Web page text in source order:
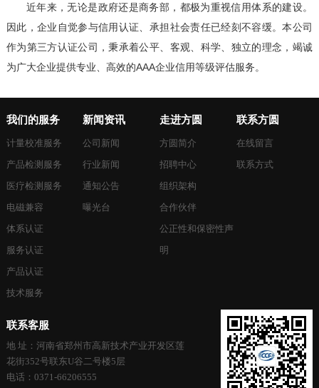
近年来，无论是政府还是商务部，都极为重视信用体系的建设。
因此，企业自觉参与信用认证、承担社会责任已经刻不容缓。本公司
作为第三方认证公司，秉承着公平、客观、科学、独立的理念，竭诚
为广大企业提供专业、高效的AAA企业信用等级评估服务。
我们的服务
计量校准服务
产品检测服务
医疗检测服务
电磁兼容
体系认证
服务认证
产品认证
技术服务
新闻资讯
公司新闻
行业新闻
通知公告
曝光台
走进方圆
方圆简介
招聘中心
组织架构
合作伙伴
公正性和保密性声
明
联系方圆
在线留言
联系方式
联系客服
地 址：河南省郑州市高新技术产业开发区莲
花街352号联东U谷二号楼5层
电话：0371-66206555